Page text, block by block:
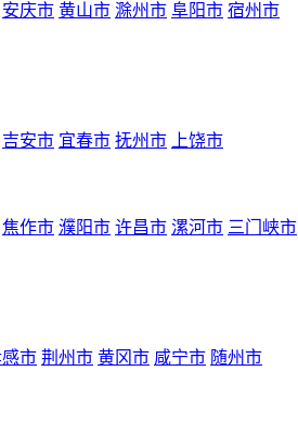
安庆市 黄山市 滁州市 阜阳市 宿州市
吉安市 宜春市 抚州市 上饶市
焦作市 濮阳市 许昌市 漯河市 三门峡市
市 荆州市 黄冈市 咸宁市 随州市